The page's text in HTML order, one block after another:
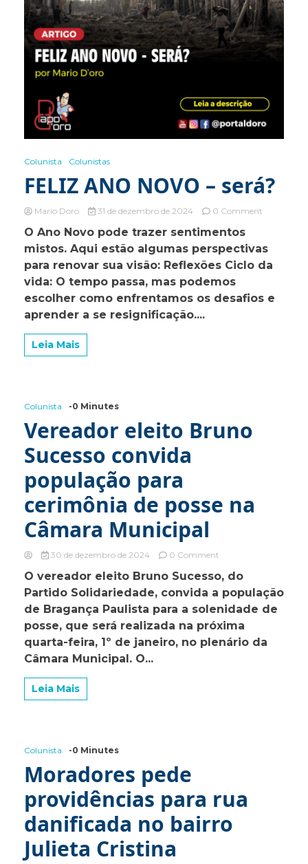
Colunista Colunistas
FELIZ ANO NOVO – será?
Mario Doro 31 de dezembro de 2024 0 Commenton
NOVO
–
será?
O Ano Novo pode trazer sentimentos
mistos. Aqui estão algumas perspectivas
para renovar sua visão: Reflexões Ciclo da
vida: O tempo passa, mas podemos
escolher como enfrentamos os desafios e
aprender a se resignificação....
Leia Mais
Colunista -0 Minutes
Vereador eleito Bruno
Sucesso convida
população para
cerimônia de posse na
Câmara Municipal
30 de dezembro de 2024 0 Commenton
eleito
Bruno
Sucesso
convida
população
para
O vereador eleito Bruno Sucesso, do
Partido Solidariedade, convida a população
de Bragança Paulista para a solenidade de
posse, que será realizada na próxima
quarta-feira, 1º de janeiro, no plenário da
Câmara Municipal. O...
Leia Mais
Colunista -0 Minutes
Moradores pede
providências para rua
danificada no bairro
Julieta Cristina